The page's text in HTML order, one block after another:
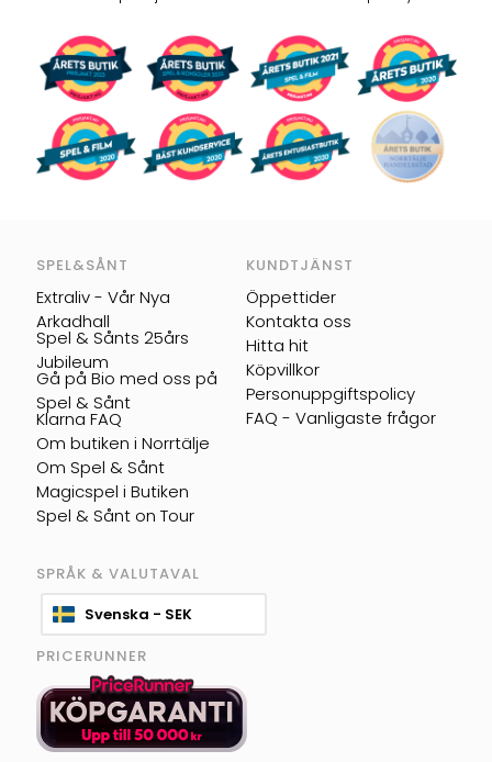
SPEL&SÅNT
Extraliv - Vår Nya
Arkadhall
Spel & Sånts 25års
Jubileum
Gå på Bio med oss på
Spel & Sånt
Klarna FAQ
Om butiken i Norrtälje
Om Spel & Sånt
Magicspel i Butiken
Spel & Sånt on Tour
KUNDTJÄNST
Öppettider
Kontakta oss
Hitta hit
Köpvillkor
Personuppgiftspolicy
FAQ - Vanligaste frågor
SPRÅK & VALUTAVAL
Svenska - SEK
PRICERUNNER